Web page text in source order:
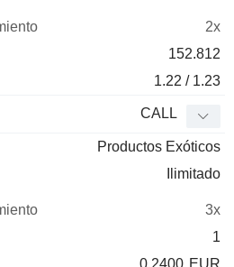
2x
152.812
1.22 / 1.23
CALL
Productos Exóticos
Ilimitado
3x
1